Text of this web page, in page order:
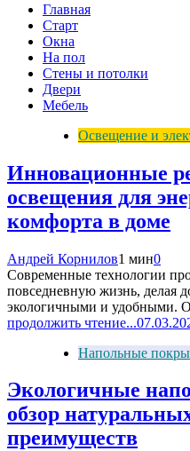
Главная
Старт
Окна
На пол
Стены и потолки
Двери
Мебель
Освещение и
Инновационные
освещения для
комфорта в доме
Андрей Корнилов1 мин0
Современные технологии
повседневную жизнь, делая
экологичными и удобными.
продолжить чтение...
Напольные
Экологичные
обзор
преимуществ